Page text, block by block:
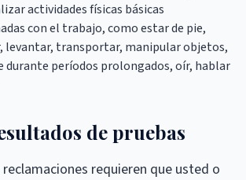
actividades físicas básicas
con el trabajo, como estar de pie,
levantar, transportar, manipular objetos,
durante períodos prolongados, oír, hablar
de pruebas
requieren que usted o